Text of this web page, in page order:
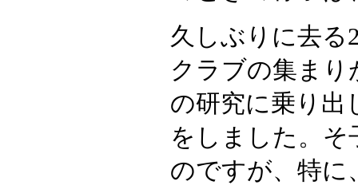
久しぶりに去る
クラブの集まり
の研究に乗り出
をしました。
のですが、特に